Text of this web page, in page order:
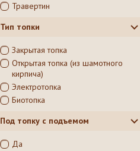
Травертин
Тип топки
Закрытая топка
Открытая топка (из шамотного
кирпича)
Электротопка
Биотопка
Под топку с подъемом
Да